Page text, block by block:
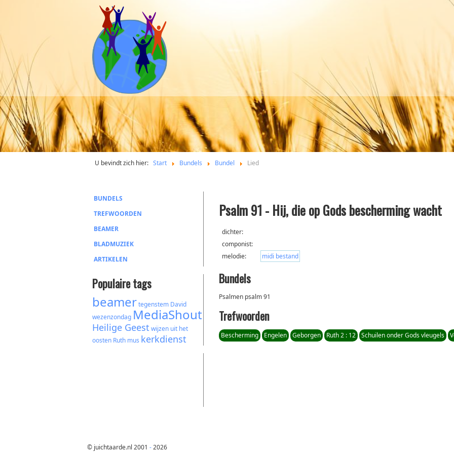
U bevindt zich hier: Start Bundels Bundel Lied
BUNDELS
TREFWOORDEN
BEAMER
BLADMUZIEK
ARTIKELEN
Populaire tags
beamertegenstem David
wezenzondag MediaShout
Heilige Geest wijzen uit het
oosten Ruth mus kerkdienst
Psalm 91 - Hij, die op Gods bescherming wacht
dichter:
componist:
melodie:
midi bestand
Bundels
Psalmen psalm 91
Trefwoorden
Bescherming Engelen Geborgen Ruth 2 : 12 Schuilen onder Gods vleugels
© juichtaarde.nl 2001 -2026